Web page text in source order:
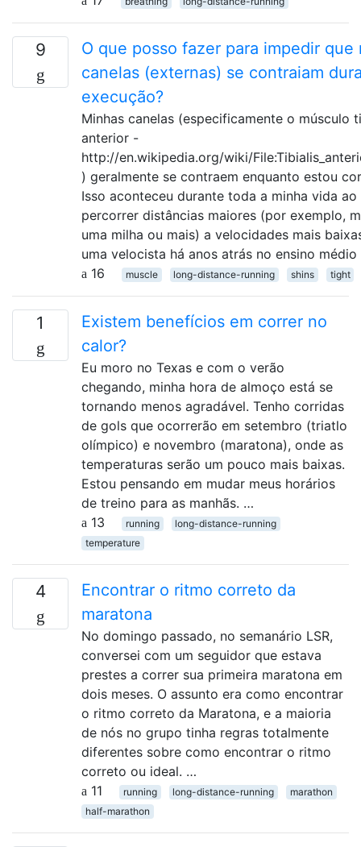
9
O que posso fazer para impedir que
canelas (externas) se contraiam
execução?
Minhas canelas (especificamente o músculo
anterior -
http://en.wikipedia.org/wiki/
) geralmente se contraem enquanto estou
Isso aconteceu durante toda a minha vida ao
percorrer distâncias maiores (por exemplo,
uma milha ou mais) a velocidades mais
uma velocista há anos atrás no ensino
16
muscle long-distance-running shins tight
1
Existem benefícios em correr no
calor?
Eu moro no Texas e com o verão
chegando, minha hora de almoço está se
tornando menos agradável. Tenho corridas
de gols que ocorrerão em setembro (triatlo
olímpico) e novembro (maratona), onde as
temperaturas serão um pouco mais baixas.
Estou pensando em mudar meus horários
de treino para as manhãs. …
13
running
long-distance-running
temperature
4
Encontrar o ritmo correto da
maratona
No domingo passado, no semanário LSR,
conversei com um seguidor que estava
prestes a correr sua primeira maratona em
dois meses. O assunto era como encontrar
o ritmo correto da Maratona, e a maioria
de nós no grupo tinha regras totalmente
diferentes sobre como encontrar o ritmo
correto ou ideal. …
11
running long-distance-running
marathon
half-marathon